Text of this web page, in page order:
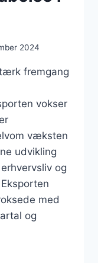
2024
fremgang
vokser
væksten
udvikling
og
med
og